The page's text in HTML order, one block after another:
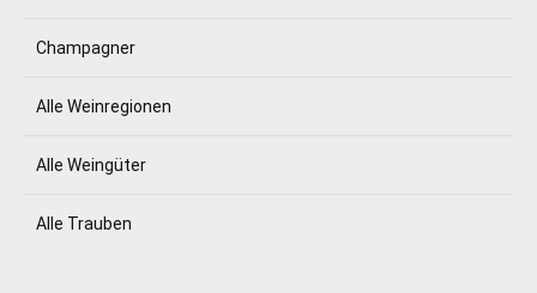
Champagner
Alle Weinregionen
Alle Weingüter
Alle Trauben